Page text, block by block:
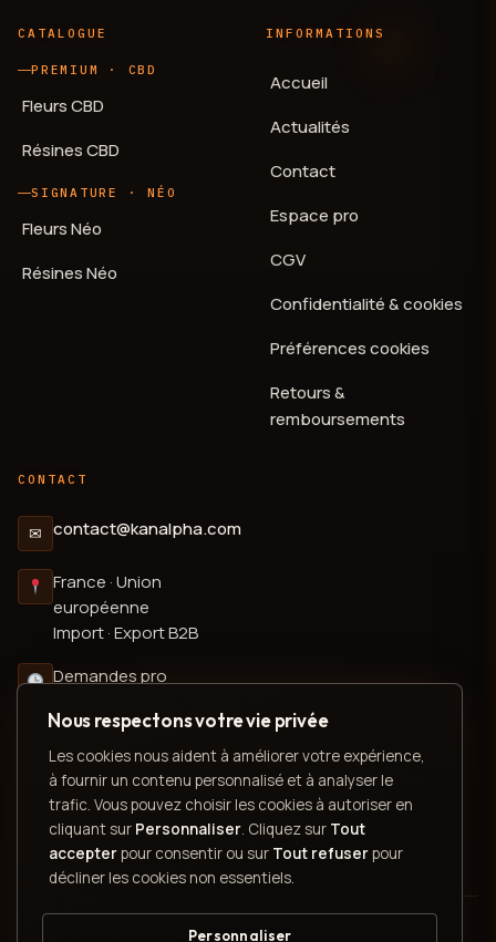
CATALOGUE
PREMIUM · CBD
Fleurs CBD
Résines CBD
SIGNATURE · NÉO
Fleurs Néo
Résines Néo
INFORMATIONS
Accueil
Actualités
Contact
Espace pro
CGV
Confidentialité & cookies
Préférences cookies
Retours &
remboursements
CONTACT
✉ contact@kanalpha.com
France · Union
européenne
Import · Export B2B
Demandes pro
ouvrées
CONTENU ASSISTÉ PAR IA*
Kanalpha — Tous droits réservés · FR + UE
Nous respectons votre vie privée
Les cookies nous aident à améliorer votre expérience,
à fournir un contenu personnalisé et à analyser le
trafic. Vous pouvez choisir les cookies à autoriser en
cliquant sur Personnaliser. Cliquez sur Tout
accepterpour consentir ou sur Tout refuserpour
décliner les cookies non essentiels.
Personnaliser